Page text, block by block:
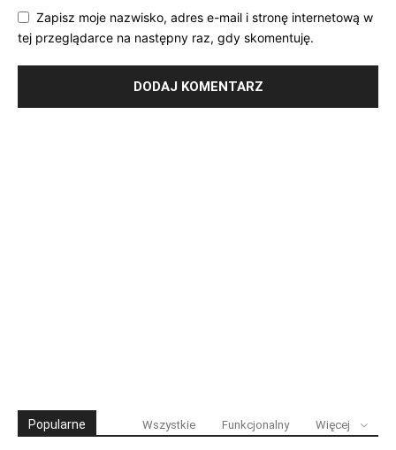
Zapisz moje nazwisko, adres e-mail i stronę internetową w
tej przeglądarce na następny raz, gdy skomentuję.
Popularne Wszystkie Funkcjonalny Więcej